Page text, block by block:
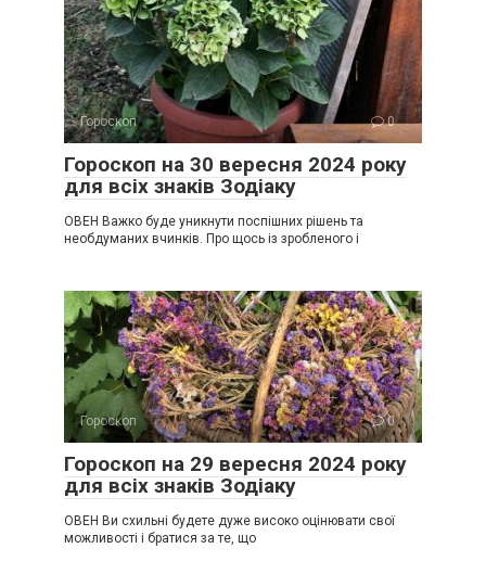
Гороскоп 0
Гороскоп на 30 вересня 2024 року
для всіх знаків Зодіаку
ОВЕН Важко буде уникнути поспішних рішень та
необдуманих вчинків. Про щось із зробленого і
Гороскоп 0
Гороскоп на 29 вересня 2024 року
для всіх знаків Зодіаку
ОВЕН Ви схильні будете дуже високо оцінювати свої
можливості і братися за те, що